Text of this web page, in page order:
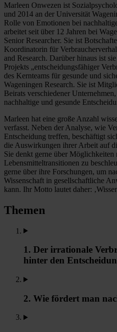
Marleen Onwezen ist
und 2014 an der Universität
Rolle von Emotionen bei
arbeitet seit über 12 Jahren bei
Senior Researcher. Sie ist
Koordinatorin für
and Research. Darüber hinaus ist
Projekts „entscheidungsfähiger
des Kernteams für gesunde und
Wageningen Research. Sie ist
Beirats verschiedener
nachhaltige und gesunde
Marleen hat eine große Anzahl
verfasst. Neben der Analyse, wie
Entscheidung treffen, beschäftigt
die Auswirkungen ihrer Arbeit auf
Sie denkt gerne über Möglichkeiten
Lebensmitteltransitionen zu
gerne über ihre Forschungen, um
Wissenschaft in gesellschaftliche
kann. Ihr Motto lautet daher:
Themen
1. Der irrationale
hinter den
2. Wie fördert man